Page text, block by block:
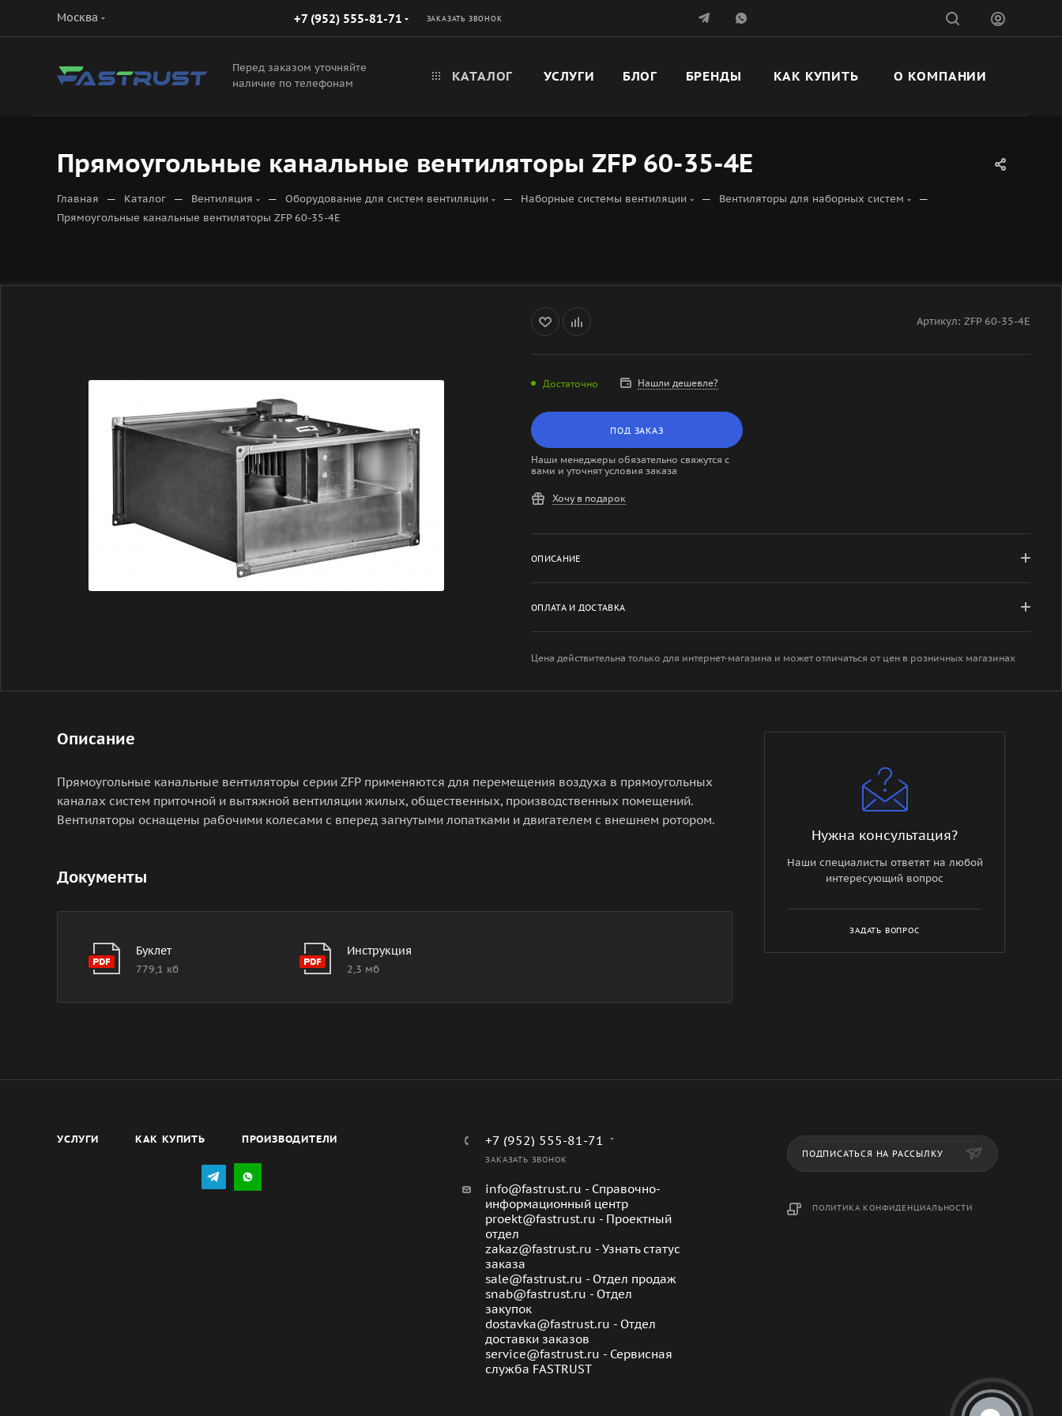
Москва +7 (952) 555-81-71 ЗАКАЗАТЬ ЗВОНОК
Перед заказом уточняйте
наличие по телефонам
КАТАЛОГ УСЛУГИ БЛОГ БРЕНДЫ КАК КУПИТЬ О КОМПАНИИ
Прямоугольные канальные вентиляторы ZFP 60-35-4Е
Главная — Каталог — Вентиляция — Оборудование для систем вентиляции — Наборные системы вентиляции — Вентиляторы для наборных систем —
Прямоугольные канальные вентиляторы ZFP 60-35-4Е
Артикул: ZFP 60-35-4Е
Достаточно Нашли дешевле?
ПОД ЗАКАЗ
Наши менеджеры обязательно свяжутся с
вами и уточнят условия заказа
Хочу в подарок
ОПИСАНИЕ
ОПЛАТА И ДОСТАВКА
Цена действительна только для интернет-магазина и может отличаться от цен в розничных магазинах
Описание
Прямоугольные канальные вентиляторы серии ZFP применяются для перемещения воздуха в прямоугольных
каналах систем приточной и вытяжной вентиляции жилых, общественных, производственных помещений.
Вентиляторы оснащены рабочими колесами с вперед загнутыми лопатками и двигателем с внешнем ротором.
Документы
Буклет
779,1 кб
Инструкция
2,3 мб
Нужна консультация?
Наши специалисты ответят на любой
интересующий вопрос
ЗАДАТЬ ВОПРОС
УСЛУГИ КАК КУПИТЬ ПРОИЗВОДИТЕЛИ +7 (952) 555-81-71
ЗАКАЗАТЬ ЗВОНОК
info@fastrust.ru - Справочно-
информационный центр
proekt@fastrust.ru - Проектный
отдел
zakaz@fastrust.ru - Узнать статус
заказа
sale@fastrust.ru - Отдел продаж
snab@fastrust.ru - Отдел
закупок
dostavka@fastrust.ru - Отдел
доставки заказов
service@fastrust.ru - Сервисная
служба FASTRUST
ПОДПИСАТЬСЯ НА РАССЫЛКУ
ПОЛИТИКА КОНФИДЕНЦИАЛЬНОСТИ